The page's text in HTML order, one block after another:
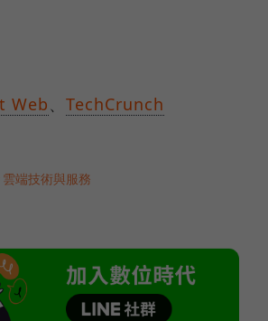
Web TechCrunch
雲端技術與服務